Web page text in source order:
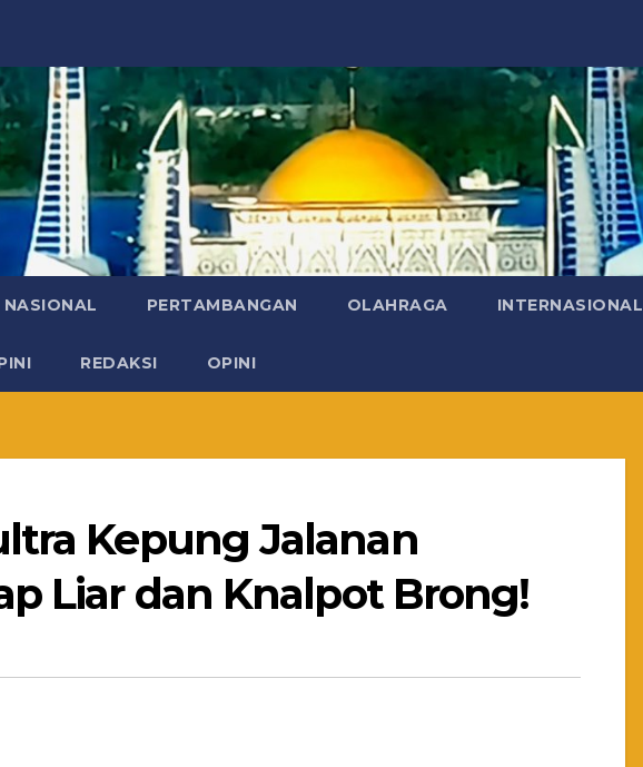
NASIONAL PERTAMBANGAN OLAHRAGA INTERNASIONAL
REDAKSI OPINI
Kepung Jalanan
Liar dan Knalpot Brong!